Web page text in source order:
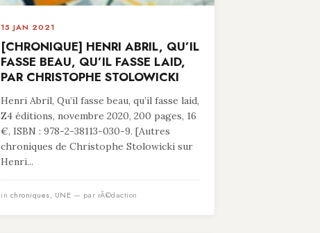
15 JAN 2021
[CHRONIQUE] HENRI ABRIL, QU’IL
FASSE BEAU, QU’IL FASSE LAID,
PAR CHRISTOPHE STOLOWICKI
Henri Abril, Qu’il fasse beau, qu’il fasse laid,
Z4 éditions, novembre 2020, 200 pages, 16
€, ISBN : 978-2-38113-030-9. [Autres
chroniques de Christophe Stolowicki sur
Henri...
in chroniques, UNE — par rÃ©daction